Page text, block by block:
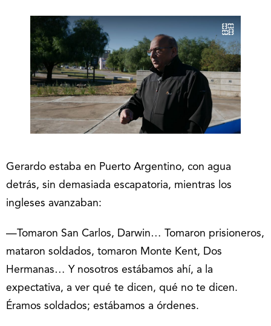
Gerardo estaba en Puerto Argentino, con agua
detrás, sin demasiada escapatoria, mientras los
ingleses avanzaban:
—Tomaron San Carlos, Darwin… Tomaron prisioneros,
mataron soldados, tomaron Monte Kent, Dos
Hermanas… Y nosotros estábamos ahí, a la
expectativa, a ver qué te dicen, qué no te dicen.
Éramos soldados; estábamos a órdenes.